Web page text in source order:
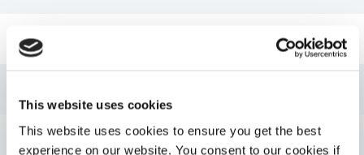
This website uses cookies
This website uses cookies to ensure you get the best
experience on our website. You consent to our cookies if
가이드: 항공우주 및 방위(EN)
가이드: 항공우주 및 방위(유럽|EN)